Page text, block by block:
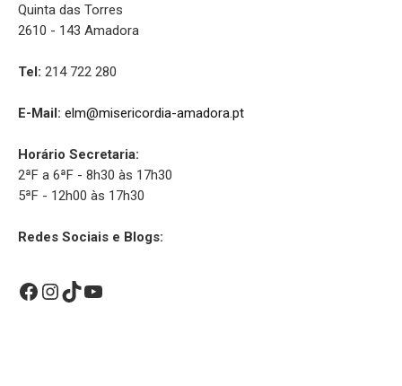
Quinta das Torres
2610 - 143 Amadora
Tel: 214 722 280
E-Mail: elm@misericordia-amadora.pt
Horário Secretaria:
2ªF a 6ªF - 8h30 às 17h30
5ªF - 12h00 às 17h30
Redes Sociais e Blogs:
Facebook
Instagram
TikTok
YouTube